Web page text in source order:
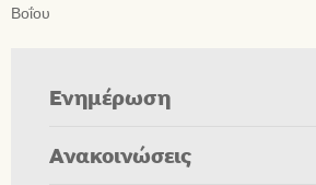
Βοΐου
Ενημέρωση
Ανακοινώσεις